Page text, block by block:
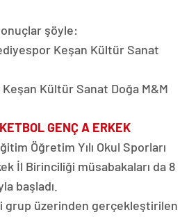
şöyle:
Keşan Kültür Sanat
Keşan Kültür Sanat Doğa M&M
GENÇ A ERKEK
Öğretim Yılı Okul Sporları
İl Birinciliği müsabakaları da 8
başladı.
grup üzerinden gerçekleştirilen